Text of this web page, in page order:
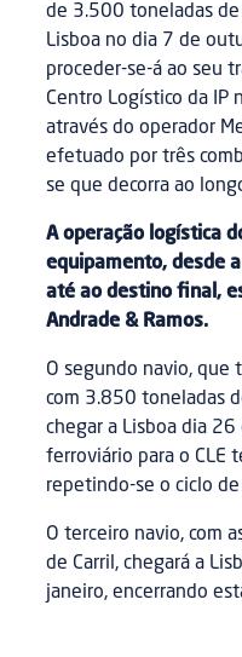
de 3.500 toneladas de
Lisboa no dia 7 de
proceder-se-á ao seu
Centro Logístico da IP
através do operador
efetuado por três
se que decorra ao
A operação logística
equipamento, desde
até ao destino final,
Andrade & Ramos.
O segundo navio, que
com 3.850 toneladas
chegar a Lisboa dia
ferroviário para o CLE
repetindo-se o ciclo de
O terceiro navio, com
de Carril, chegará a
janeiro, encerrando